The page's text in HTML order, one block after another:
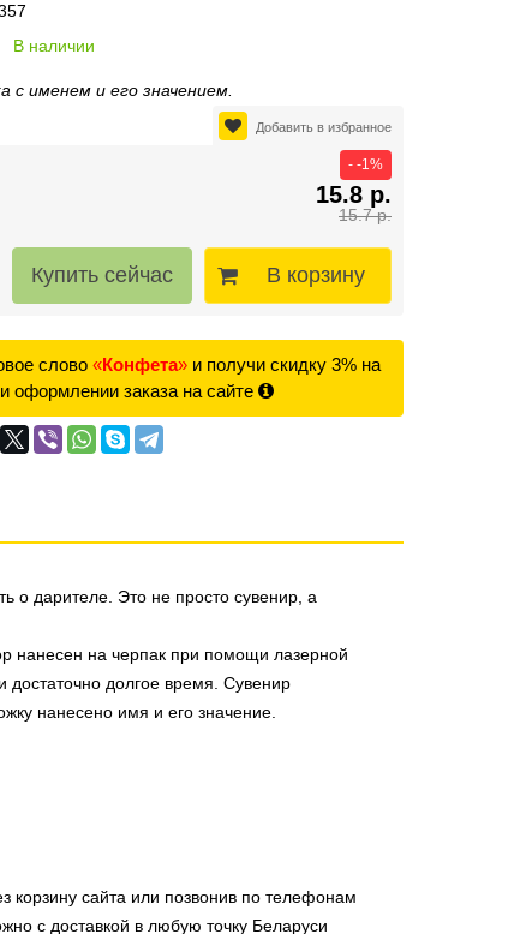
В наличии
с именем и его значением.
Добавить в избранное
15.7 р.
15.8 р.
- -1%
В корзину
слово «Конфета» и получи скидку 3% на
оформлении заказа на сайте
о дарителе. Это не просто сувенир, а
нанесен на черпак при помощи лазерной
достаточно долгое время. Сувенир
нанесено имя и его значение.
сайта или позвонив по телефонам
с доставкой в любую точку Беларуси